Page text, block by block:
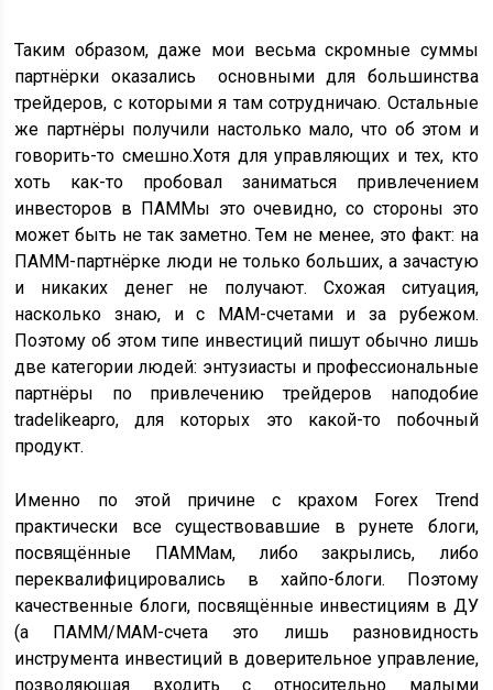
Таким образом, даже мои весьма скромные суммы
партнёрки оказались основными для большинства
трейдеров, с которыми я там сотрудничаю. Остальные
же партнёры получили настолько мало, что об этом и
говорить-то смешно.Хотя для управляющих и тех, кто
хоть как-то пробовал заниматься привлечением
инвесторов в ПАММы это очевидно, со стороны это
может быть не так заметно. Тем не менее, это факт: на
ПАММ-партнёрке люди не только больших, а зачастую
и никаких денег не получают. Схожая ситуация,
насколько знаю, и с MAM-счетами и за рубежом.
Поэтому об этом типе инвестиций пишут обычно лишь
две категории людей: энтузиасты и профессиональные
партнёры по привлечению трейдеров наподобие
tradelikeapro, для которых это какой-то побочный
продукт.
Именно по этой причине с крахом Forex Trend
практически все существовавшие в рунете блоги,
посвящённые ПАММам, либо закрылись, либо
переквалифицировались в хайпо-блоги. Поэтому
качественные блоги, посвящённые инвестициям в ДУ
(а ПАММ/MAM-счета это лишь разновидность
инструмента инвестиций в доверительное управление,
позволяющая входить с относительно малыми